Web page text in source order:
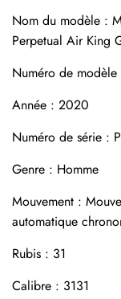
Nom du modèle :
Perpetual Air King
Numéro de
Année : 2020
Numéro de série :
Genre : Homme
Mouvement :
automatique
Rubis : 31
Calibre : 3131